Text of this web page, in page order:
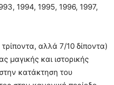
1994, 1995, 1996, 1997,
αλλά 7/10 δίποντα)
μαγικής και ιστορικής
κατάκτηση του